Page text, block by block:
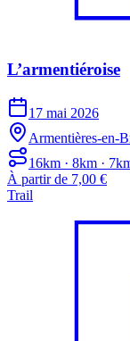
L’armentiéroise
17 mai 2026
Armentières-en-
16km · 8km ·
À partir de 7,00 €
Trail